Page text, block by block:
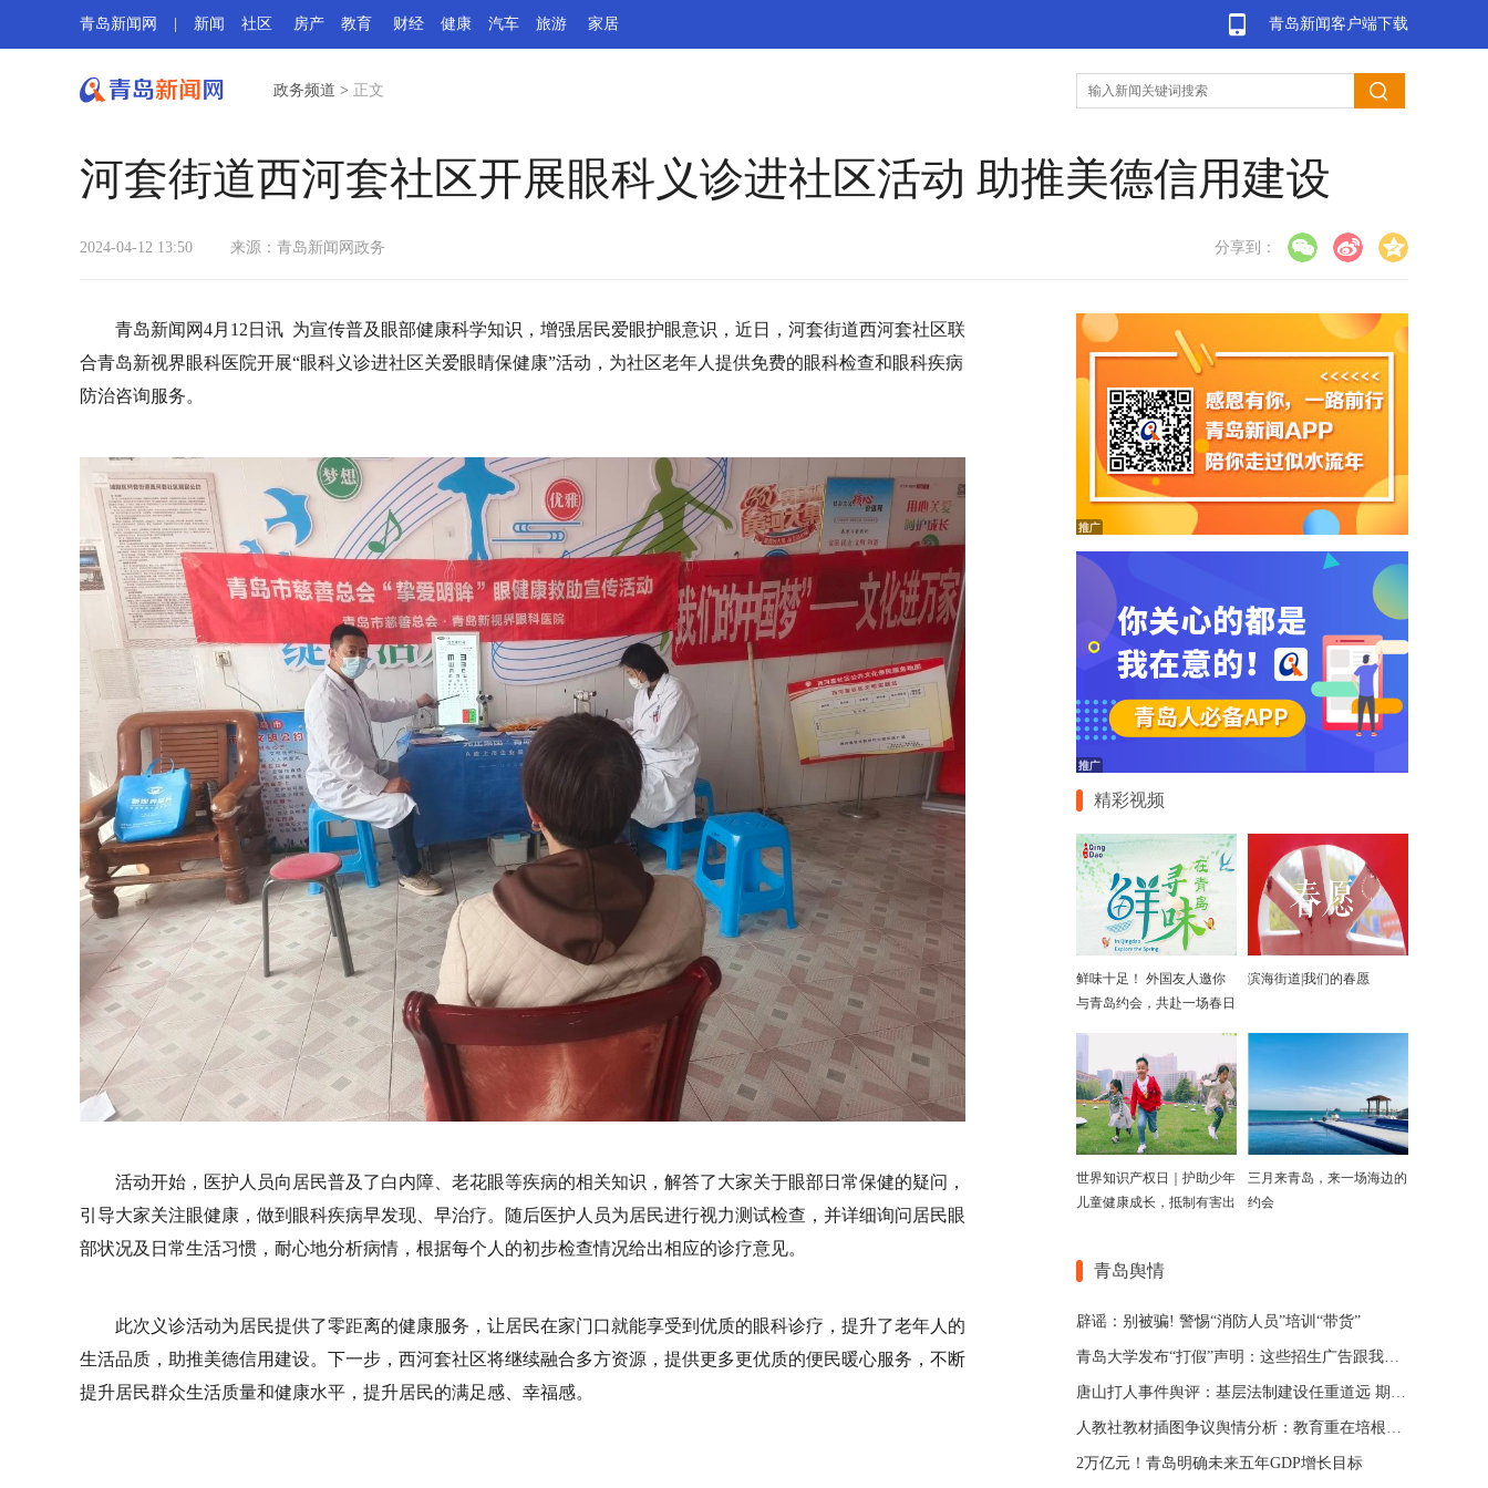
青岛新闻客户端下载
青岛新闻网 新闻 社区 房产 教育 财经 健康 汽车 旅游 家居
政务频道 > 正文
河套街道西河套社区开展眼科义诊进社区活动 助推美德信用建设
2024-04-12 13:50 来源： 青岛新闻网政务 分享到：
青岛新闻网4月12日讯 为宣传普及眼部健康科学知识，增强居民爱眼护眼意识，近日，河套街道西河套社区联
合青岛新视界眼科医院开展“眼科义诊进社区关爱眼睛保健康”活动，为社区老年人提供免费的眼科检查和眼科疾病
防治咨询服务。
活动开始，医护人员向居民普及了白内障、老花眼等疾病的相关知识，解答了大家关于眼部日常保健的疑问，
引导大家关注眼健康，做到眼科疾病早发现、早治疗。随后医护人员为居民进行视力测试检查，并详细询问居民眼
部状况及日常生活习惯，耐心地分析病情，根据每个人的初步检查情况给出相应的诊疗意见。
此次义诊活动为居民提供了零距离的健康服务，让居民在家门口就能享受到优质的眼科诊疗，提升了老年人的
生活品质，助推美德信用建设。下一步，西河套社区将继续融合多方资源，提供更多更优质的便民暖心服务，不断
提升居民群众生活质量和健康水平，提升居民的满足感、幸福感。
精彩视频
鲜味十足！ 外国友人邀你
与青岛约会，共赴一场春日
滨海街道|我们的春愿
世界知识产权日｜护助少年
儿童健康成长，抵制有害出
三月来青岛，来一场海边的
约会
青岛舆情
辟谣：别被骗! 警惕“消防人员”培训“带货”
青岛大学发布“打假”声明：这些招生广告跟我校没关系！
唐山打人事件舆评：基层法制建设任重道远 期待“英雄城市”涅槃重生
人教社教材插图争议舆情分析：教育重在培根铸魂启智润心
2万亿元！青岛明确未来五年GDP增长目标